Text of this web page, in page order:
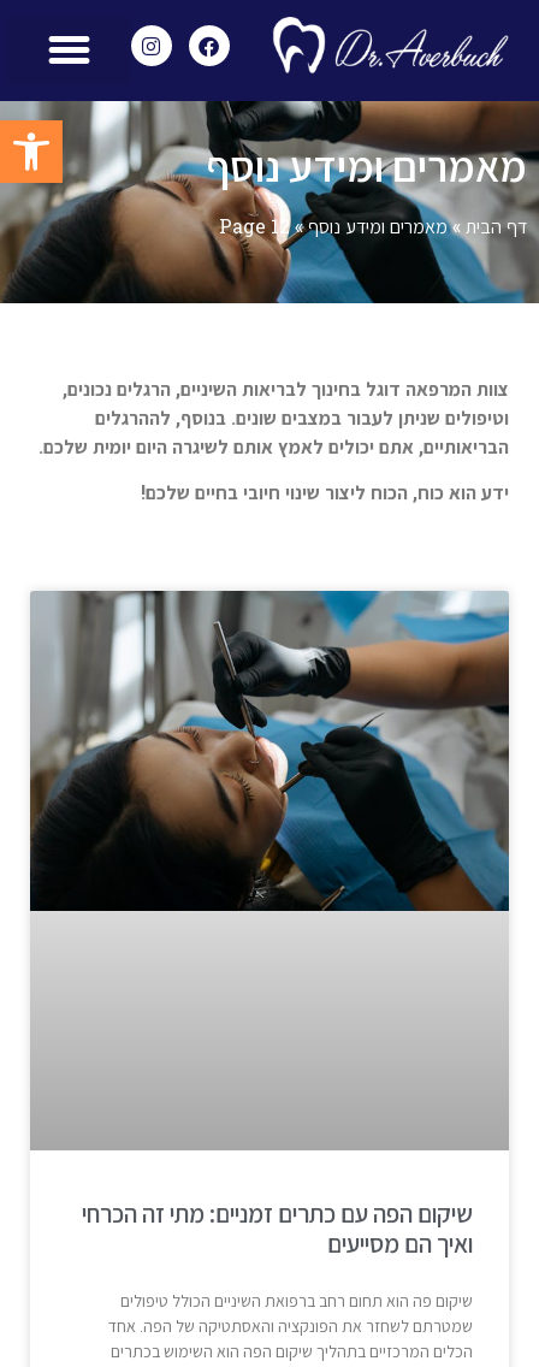
מאמרים ומידע נוסף
דף הבית »מאמרים ומידע נוסף»
Page 12
צוות המרפאה דוגל בחינוך לבריאות השיניים, הרגלים נכונים,
וטיפולים שניתן לעבור במצבים שונים. בנוסף, לההרגלים
הבריאותיים, אתם יכולים לאמץ אותם לשיגרה היום יומית שלכם.
ידע הוא כוח, הכוח ליצור שינוי חיובי בחיים שלכם!
שיקום הפה עם כתרים זמניים: מתי זה הכרחי
ואיך הם מסייעים
שיקום פה הוא תחום רחב ברפואת השיניים הכולל טיפולים
שמטרתם לשחזר את הפונקציה והאסתטיקה של הפה. אחד
הכלים המרכזיים בתהליך שיקום הפה הוא השימוש בכתרים
פתח